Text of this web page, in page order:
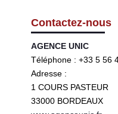
Contactez-nous
AGENCE UNIC
Téléphone : +33 5 56
Adresse :
1 COURS PASTEUR
33000 BORDEAUX